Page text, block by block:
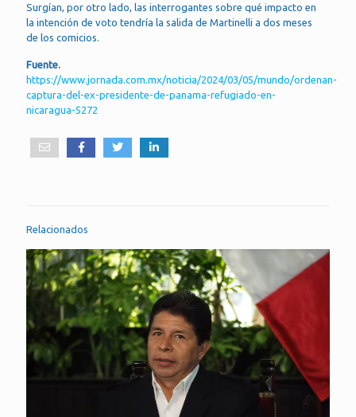
Surgían, por otro lado, las interrogantes sobre qué impacto en
la intención de voto tendría la salida de Martinelli a dos meses
de los comicios.
Fuente.
https://www.jornada.com.mx/noticia/2024/03/05/mundo/ordenan-
captura-del-ex-presidente-de-panama-refugiado-en-
nicaragua-5272
Relacionados